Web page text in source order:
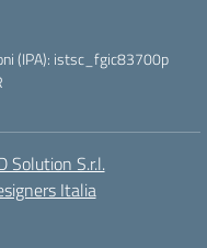
(IPA): istsc_fgic83700p
Solution S.r.l.
Italia